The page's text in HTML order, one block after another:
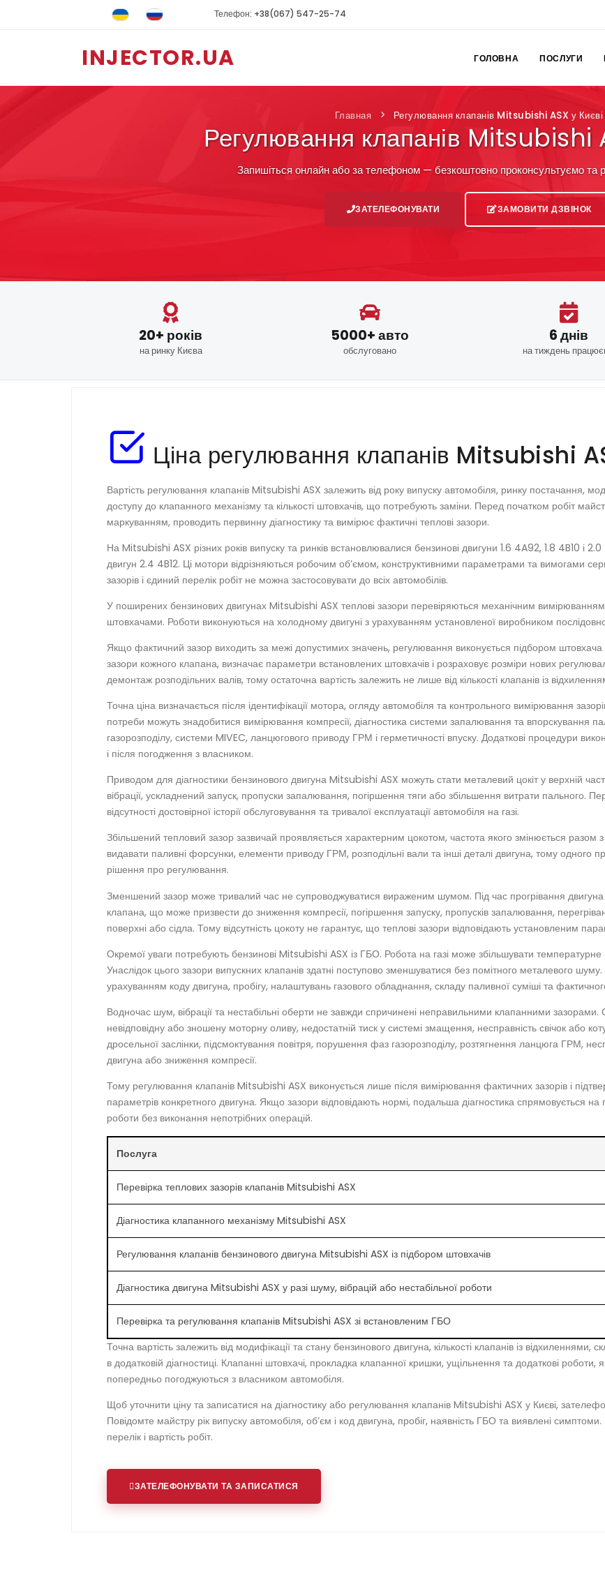
Телефон: +38(067) 547-25-74
INJECTOR.UA ГОЛОВНА ПОСЛУГИ
Главная Регулювання клапанів Mitsubishi ASX у Києві
Регулювання клапанів Mitsubishi
Запишіться онлайн або за телефоном — безкоштовно проконсультуємо та
ЗАТЕЛЕФОНУВАТИ ЗАМОВИТИ ДЗВІНОК
20+ років
на ринку Києва
5000+ авто
обслуговано
6 днів
на тиждень
Ціна регулювання клапанів Mitsubishi
Вартість регулювання клапанів Mitsubishi ASX залежить від року випуску автомобіля, ринку постачання,
доступу до клапанного механізму та кількості штовхачів, що потребують заміни. Перед початком робіт
маркуванням, проводить первинну діагностику та вимірює фактичні теплові зазори.
На Mitsubishi ASX різних років випуску та ринків встановлювалися бензинові двигуни 1.6 4A92, 1.8 4B10 і 2.0
двигун 2.4 4B12. Ці мотори відрізняються робочим об’ємом, конструктивними параметрами та вимогами
зазорів і єдиний перелік робіт не можна застосовувати до всіх автомобілів.
У поширених бензинових двигунах Mitsubishi ASX теплові зазори перевіряються механічним
штовхачами. Роботи виконуються на холодному двигуні з урахуванням установленої виробником
Якщо фактичний зазор виходить за межі допустимих значень, регулювання виконується підбором
зазори кожного клапана, визначає параметри встановлених штовхачів і розраховує розміри нових
демонтаж розподільних валів, тому остаточна вартість залежить не лише від кількості клапанів із
Точна ціна визначається після ідентифікації мотора, огляду автомобіля та контрольного вимірювання
потреби можуть знадобитися вимірювання компресії, діагностика системи запалювання та впорскування
газорозподілу, системи MIVEC, ланцюгового приводу ГРМ і герметичності впуску. Додаткові процедури
і після погодження з власником.
Приводом для діагностики бензинового двигуна Mitsubishi ASX можуть стати металевий цокіт у верхній
вібрації, ускладнений запуск, пропуски запалювання, погіршення тяги або збільшення витрати пального.
відсутності достовірної історії обслуговування та тривалої експлуатації автомобіля на газі.
Збільшений тепловий зазор зазвичай проявляється характерним цокотом, частота якого змінюється
видавати паливні форсунки, елементи приводу ГРМ, розподільні вали та інші деталі двигуна, тому одного
рішення про регулювання.
Зменшений зазор може тривалий час не супроводжуватися вираженим шумом. Під час прогрівання
клапана, що може призвести до зниження компресії, погіршення запуску, пропусків запалювання,
поверхні або сідла. Тому відсутність цокоту не гарантує, що теплові зазори відповідають установленим
Окремої уваги потребують бензинові Mitsubishi ASX із ГБО. Робота на газі може збільшувати температурне
Унаслідок цього зазори випускних клапанів здатні поступово зменшуватися без помітного металевого
урахуванням коду двигуна, пробігу, налаштувань газового обладнання, складу паливної суміші та
Водночас шум, вібрації та нестабільні оберти не завжди спричинені неправильними клапанними
невідповідну або зношену моторну оливу, недостатній тиск у системі змащення, несправність свічок або
дросельної заслінки, підсмоктування повітря, порушення фаз газорозподілу, розтягнення ланцюга ГРМ,
двигуна або зниження компресії.
Тому регулювання клапанів Mitsubishi ASX виконується лише після вимірювання фактичних зазорів і
параметрів конкретного двигуна. Якщо зазори відповідають нормі, подальша діагностика спрямовується
роботи без виконання непотрібних операцій.
Послуга
Перевірка теплових зазорів клапанів Mitsubishi ASX
Діагностика клапанного механізму Mitsubishi ASX
Регулювання клапанів бензинового двигуна Mitsubishi ASX із підбором штовхачів
Діагностика двигуна Mitsubishi ASX у разі шуму, вібрацій або нестабільної роботи
Перевірка та регулювання клапанів Mitsubishi ASX зі встановленим ГБО
Точна вартість залежить від модифікації та стану бензинового двигуна, кількості клапанів із відхиленнями,
в додатковій діагностиці. Клапанні штовхачі, прокладка клапанної кришки, ущільнення та додаткові
попередньо погоджуються з власником автомобіля.
Щоб уточнити ціну та записатися на діагностику або регулювання клапанів Mitsubishi ASX у Києві,
Повідомте майстру рік випуску автомобіля, об’єм і код двигуна, пробіг, наявність ГБО та виявлені
перелік і вартість робіт.
ЗАТЕЛЕФОНУВАТИ ТА ЗАПИСАТИСЯ